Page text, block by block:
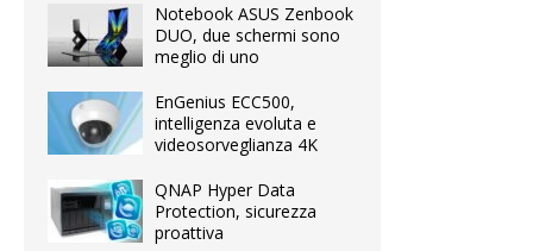
Notebook ASUS Zenbook
DUO, due schermi sono
meglio di uno
EnGenius ECC500,
intelligenza evoluta e
videosorveglianza 4K
QNAP Hyper Data
Protection, sicurezza
proattiva